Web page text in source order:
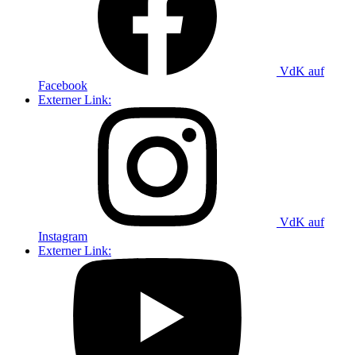
VdK auf
Facebook
Externer Link:
VdK auf
Instagram
Externer Link: